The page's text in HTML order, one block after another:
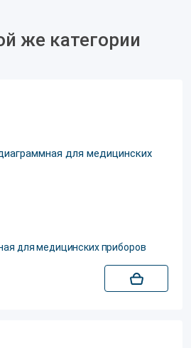
же категории
для медицинских приборов